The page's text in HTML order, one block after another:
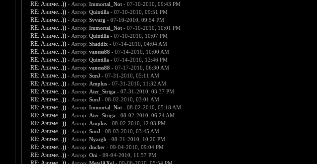
RE: Аниме...)) - Автор: Immortal_Not- 07-10-2010, 09:43 PM
RE: Аниме...)) - Автор: Quintilla- 07-10-2010, 09:51 PM
RE: Аниме...)) - Автор: Svvarg - 07-10-2010, 09:54 PM
RE: Аниме...)) - Автор: Immortal_Not- 07-10-2010, 10:01 PM
RE: Аниме...)) - Автор: Quintilla- 07-10-2010, 10:07 PM
RE: Аниме...)) - Автор: Shaddix - 07-14-2010, 04:04 AM
RE: Аниме...)) - Автор: vaness88 - 07-14-2010, 10:00 AM
RE: Аниме...)) - Автор: Quintilla- 07-14-2010, 12:46 PM
RE: Аниме...)) - Автор: vaness88 - 07-17-2010, 06:30 AM
RE: Аниме...)) - Автор: SunJ- 07-31-2010, 05:11 AM
RE: Аниме...)) - Автор: Amplus- 07-31-2010, 11:32 AM
RE: Аниме...)) - Автор: Ater_Striga- 07-31-2010, 03:37 PM
RE: Аниме...)) - Автор: SunJ- 08-02-2010, 03:01 AM
RE: Аниме...)) - Автор: Immortal_Not- 08-02-2010, 05:18 AM
RE: Аниме...)) - Автор: Ater_Striga- 08-02-2010, 06:24 AM
RE: Аниме...)) - Автор: Amplus- 08-02-2010, 12:03 PM
RE: Аниме...)) - Автор: SunJ- 08-03-2010, 03:45 AM
RE: Аниме...)) - Автор: Nyargh - 08-21-2010, 10:20 PM
RE: Аниме...)) - Автор: ducher- 09-04-2010, 09:04 PM
RE: Аниме...)) - Автор: Oni - 09-04-2010, 11:57 PM